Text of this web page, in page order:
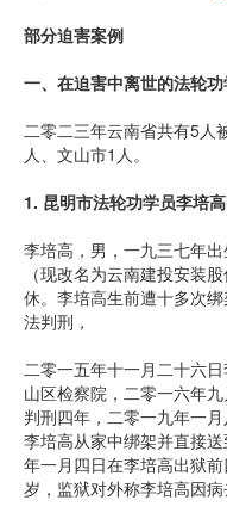
部分迫害案例
一、在迫害中离世的法轮
二零二三年云南省共有5人
人、文山市1人。
1. 昆明市法轮功学员李培
李培高，男，一九三七年
（现改名为云南建投安装
休。李培高生前遭十多次
法判刑，
二零一五年十一月二十六
山区检察院，二零一六年
判刑四年，二零一九年一
李培高从家中绑架并直接
年一月四日在李培高出狱
岁，监狱对外称李培高因病